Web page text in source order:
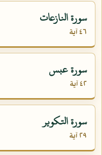
سورة النازعات
٤٦ آية
سورة عبس
٤٢ آية
سورة التكوير
٢٩ آية